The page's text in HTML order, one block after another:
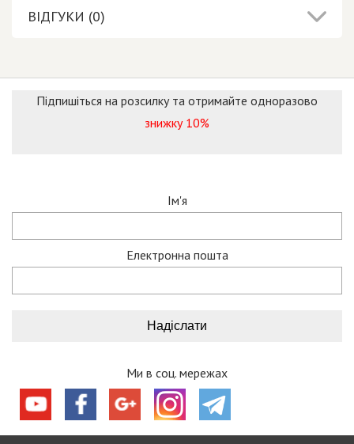
ВІДГУКИ (0)
Підпишіться на розсилку та отримайте одноразово
знижку 10%
Ім'я
Електронна пошта
Ми в соц. мережах